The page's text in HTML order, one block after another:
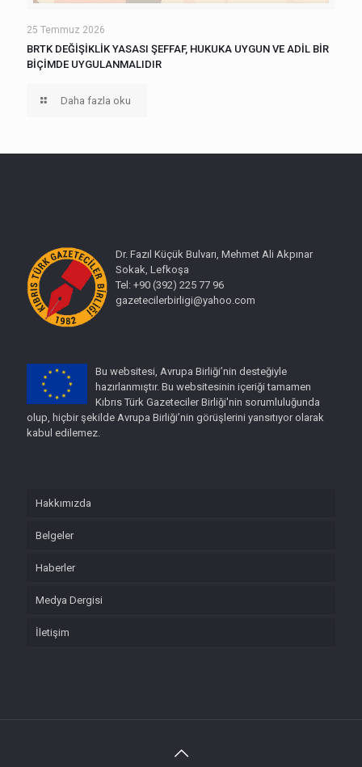
25 Temmuz 2026
BRTK DEĞİŞİKLİK YASASI ŞEFFAF, HUKUKA UYGUN VE ADİL BİR
BİÇİMDE UYGULANMALIDIR
Daha fazla oku
Dr. Fazıl Küçük Bulvarı, Mehmet Ali Akpınar
Sokak, Lefkoşa
Tel: +90 (392) 225 77 96
gazetecilerbirligi@yahoo.com
Bu websitesi, Avrupa Birliği’nin desteğiyle
hazırlanmıştır. Bu websitesinin içeriği tamamen
Kıbrıs Türk Gazeteciler Birliği'nin sorumluluğunda
olup, hiçbir şekilde Avrupa Birliği’nin görüşlerini yansıtıyor olarak
kabul edilemez.
Hakkımızda
Belgeler
Haberler
Medya Dergisi
İletişim